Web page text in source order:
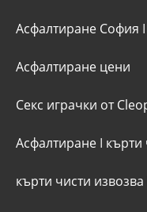
Асфалтиране София I
Асфалтиране цени
Секс играчки от
Асфалтиране I кърти
кърти чисти извозва